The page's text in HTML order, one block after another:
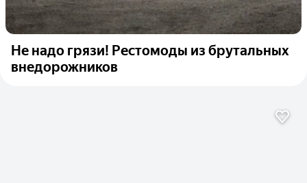
Не надо грязи! Рестомоды из брутальных
внедорожников